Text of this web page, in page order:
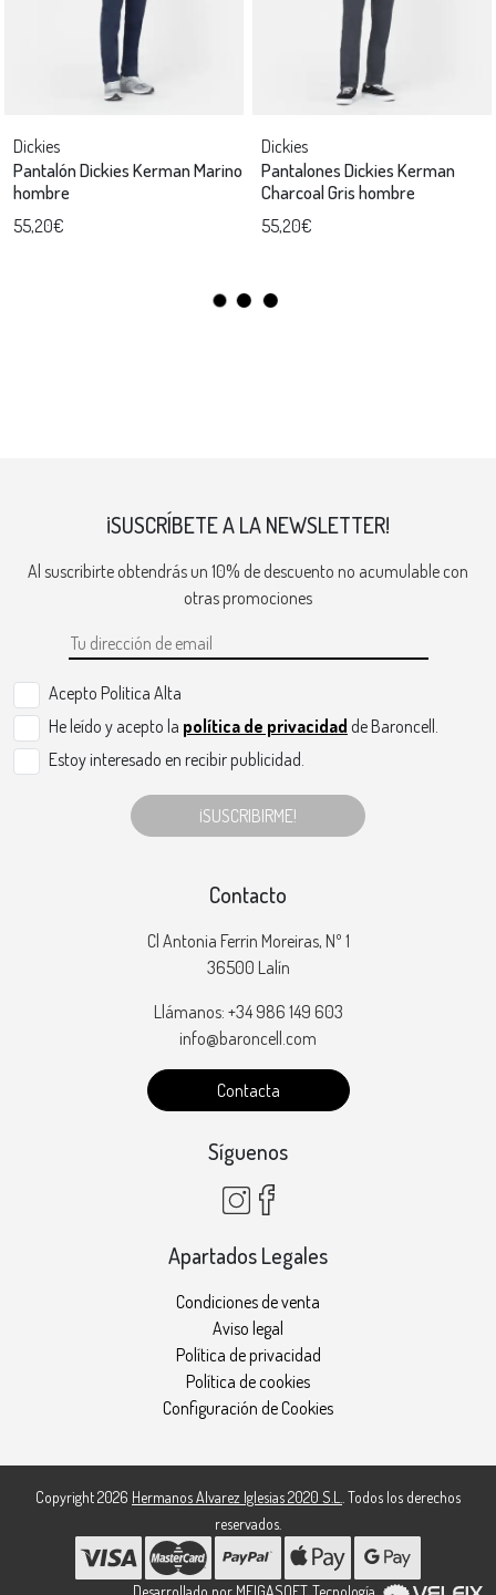
Dickies
Pantalón Dickies Kerman Marino
hombre
55,20€
Dickies
Pantalones Dickies Kerman
Charcoal Gris hombre
55,20€
¡SUSCRÍBETE A LA NEWSLETTER!
Al suscribirte obtendrás un 10% de descuento no acumulable con
otras promociones
Acepto Politica Alta
He leído y acepto la política de privacidad de Baroncell.
Estoy interesado en recibir publicidad.
¡SUSCRIBIRME!
Contacto
Cl Antonia Ferrin Moreiras, Nº 1
36500 Lalín
Llámanos: +34 986 149 603
info@baroncell.com
Contacta
Síguenos
Apartados Legales
Condiciones de venta
Aviso legal
Política de privacidad
Política de cookies
Configuración de Cookies
Copyright 2026 Hermanos Alvarez Iglesias 2020 S.L.
. Todos los derechos
reservados.
Desarrollado por MEIGASOFT. Tecnología